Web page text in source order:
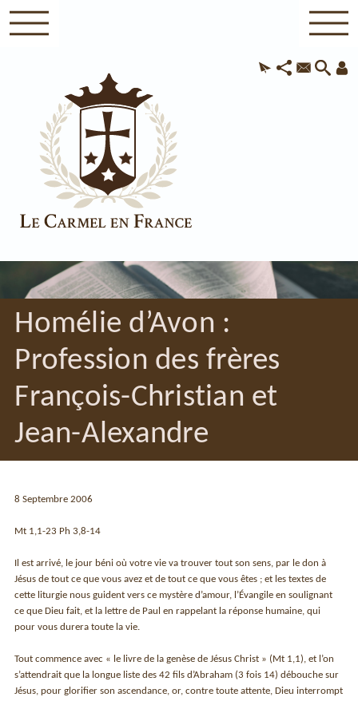
Homélie d’Avon :
Profession des frères
François-Christian et
Jean-Alexandre
8 Septembre 2006
Mt 1,1-23 Ph 3,8-14
Il est arrivé, le jour béni où votre vie va trouver tout son sens, par le don à
Jésus de tout ce que vous avez et de tout ce que vous êtes ; et les textes de
cette liturgie nous guident vers ce mystère d’amour, l’Évangile en soulignant
ce que Dieu fait, et la lettre de Paul en rappelant la réponse humaine, qui
pour vous durera toute la vie.
Tout commence avec « le livre de la genèse de Jésus Christ » (Mt 1,1), et l’on
s’attendrait que la longue liste des 42 fils d’Abraham (3 fois 14) débouche sur
Jésus, pour glorifier son ascendance, or, contre toute attente, Dieu interrompt